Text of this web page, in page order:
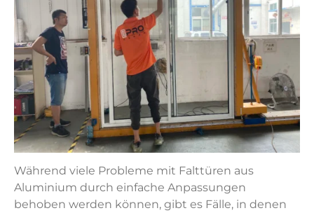
Während viele Probleme mit Falttüren aus
Aluminium durch einfache Anpassungen
behoben werden können, gibt es Fälle, in denen